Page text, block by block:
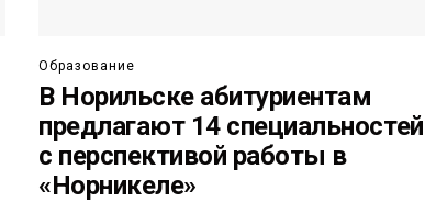
Образование
В Норильске абитуриентам
предлагают 14 специальностей
с перспективой работы в
«Норникеле»